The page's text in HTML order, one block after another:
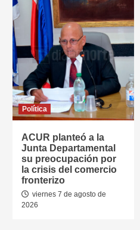
Política
ACUR planteó a la
Junta Departamental
su preocupación por
la crisis del comercio
fronterizo
viernes 7 de agosto de
2026